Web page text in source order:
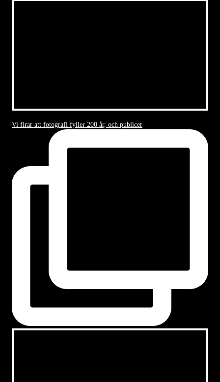
Vi firar att fotografi fyller 200 år, och publicer